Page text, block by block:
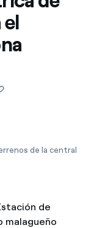
y ahorra
de
propietarios?
el
de la central
de
malagueño